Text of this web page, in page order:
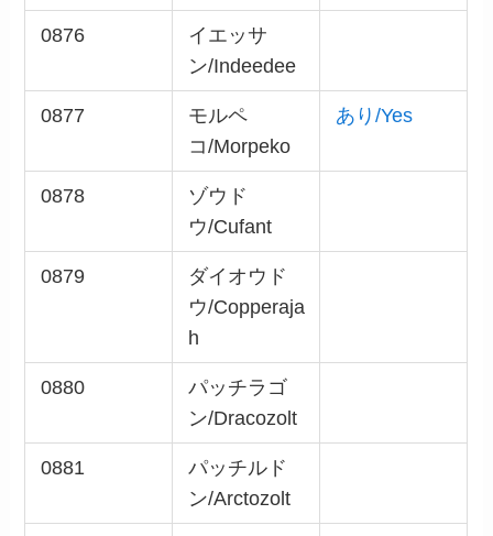
0876
イエッサ
ン/Indeedee
0877
モルペ
コ/Morpeko
あり/Yes
0878
ゾウド
ウ/Cufant
0879
ダイオウド
ウ/Copperaja
h
0880
パッチラゴ
ン/Dracozolt
0881
パッチルド
ン/Arctozolt